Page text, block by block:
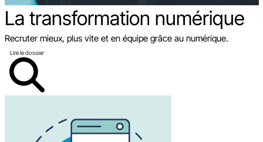
La transformation numérique
Recruter mieux, plus vite et en équipe grâce au numérique.
Lire le dossier